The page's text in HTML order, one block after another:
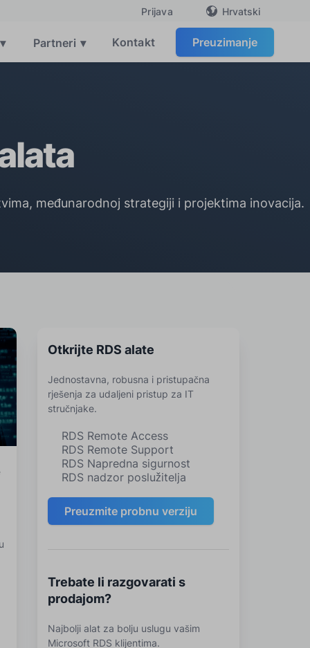
Prijava Hrvatski
▾ Partneri ▾ Kontakt Preuzimanje
međunarodnoj strategiji i projektima inovacija.
Otkrijte RDS alate
Jednostavna, robusna i pristupačna
rješenja za udaljeni pristup za IT
stručnjake.
RDS Remote Access
RDS Remote Support
RDS Napredna sigurnost
RDS nadzor poslužitelja
Preuzmite probnu verziju
Trebate li razgovarati s
prodajom?
Najbolji alat za bolju uslugu vašim
Microsoft RDS klijentima.